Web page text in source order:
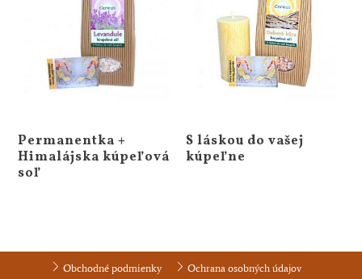
Permanentka +
Himalájska kúpeľová
soľ
S láskou do vašej
kúpeľne
Obchodné podmienky Ochrana osobných údajov